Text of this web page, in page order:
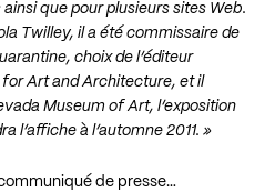
que pour plusieurs sites Web.
Twilley, il a été commissaire de
choix de l’éditeur
for Art and Architecture, et il
Museum of Art, l’exposition
l’affiche à l’automne 2011. »
de presse…